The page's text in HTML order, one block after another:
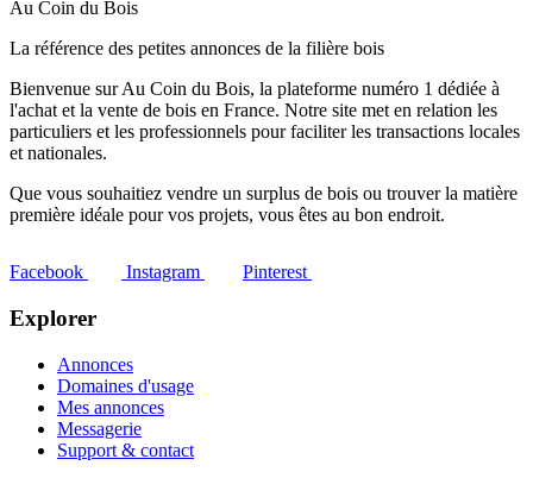
Au Coin du Bois
La référence des petites annonces de la filière bois
Bienvenue sur Au Coin du Bois, la plateforme numéro 1 dédiée à
l'achat et la vente de bois en France. Notre site met en relation les
particuliers et les professionnels pour faciliter les transactions locales
et nationales.
Que vous souhaitiez vendre un surplus de bois ou trouver la matière
première idéale pour vos projets, vous êtes au bon endroit.
Facebook Instagram Pinterest
Explorer
Annonces
Domaines d'usage
Mes annonces
Messagerie
Support & contact